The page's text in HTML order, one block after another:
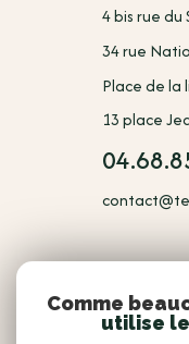
4 bis rue du
34 rue
Place de la
13 place
Comme
utilise